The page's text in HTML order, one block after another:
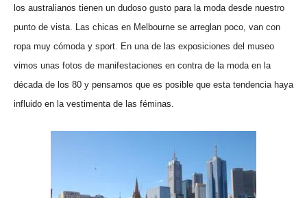
los australianos tienen un dudoso gusto para la moda desde nuestro
punto de vista. Las chicas en Melbourne se arreglan poco, van con
ropa muy cómoda y sport. En una de las exposiciones del museo
vimos unas fotos de manifestaciones en contra de la moda en la
década de los 80 y pensamos que es posible que esta tendencia haya
influido en la vestimenta de las féminas.